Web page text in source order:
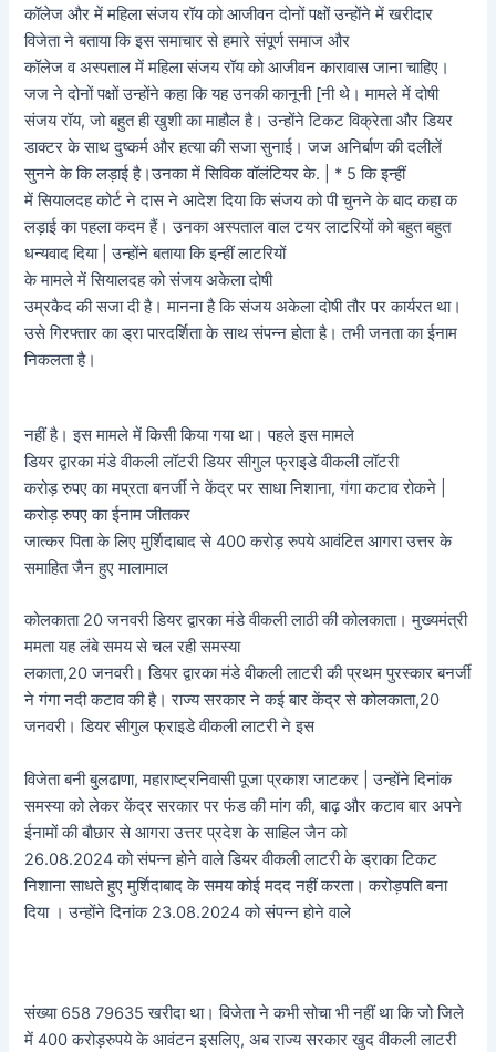
कॉलेज और में महिला संजय रॉय को आजीवन दोनों पक्षों उन्होंने में खरीदार
विजेता ने बताया कि इस समाचार से हमारे संपूर्ण समाज और
कॉलेज व अस्पताल में महिला संजय रॉय को आजीवन कारावास जाना चाहिए।
जज ने दोनों पक्षों उन्होंने कहा कि यह उनकी कानूनी [नी थे। मामले में दोषी
संजय रॉय, जो बहुत ही खुशी का माहौल है। उन्होंने टिकट विक्रेता और डियर
डाक्टर के साथ दुष्कर्म और हत्या की सजा सुनाई। जज अनिर्बाण की दलीलें
सुनने के कि लड़ाई है।उनका में सिविक वॉलंटियर के. | * 5 कि इन्हीं
में सियालदह कोर्ट ने दास ने आदेश दिया कि संजय को पी चुनने के बाद कहा क
लड़ाई का पहला कदम हैं। उनका अस्पताल वाल टयर लाटरियों को बहुत बहुत
धन्यवाद दिया | उन्होंने बताया कि इन्हीं लाटरियों
के मामले में सियालदह को संजय अकेला दोषी
उम्रकैद की सजा दी है। मानना है कि संजय अकेला दोषी तौर पर कार्यरत था।
उसे गिरफ्तार का ड्रा पारदर्शिता के साथ संपन्न होता है। तभी जनता का ईनाम
निकलता है।
नहीं है। इस मामले में किसी किया गया था। पहले इस मामले
डियर द्वारका मंडे वीकली लॉटरी डियर सीगुल फ्राइडे वीकली लॉटरी
करोड़ रुपए का मप्रता बनर्जी ने केंद्र पर साधा निशाना, गंगा कटाव रोकने |
करोड़ रुपए का ईनाम जीतकर
जात्कर पिता के लिए मुर्शिदाबाद से 400 करोड़ रुपये आवंटित आगरा उत्तर के
समाहित जैन हुए मालामाल
कोलकाता 20 जनवरी डियर द्वारका मंडे वीकली लाठी की कोलकाता। मुख्यमंत्री
ममता यह लंबे समय से चल रही समस्या
लकाता,20 जनवरी। डियर द्वारका मंडे वीकली लाटरी की प्रथम पुरस्कार बनर्जी
ने गंगा नदी कटाव की है। राज्य सरकार ने कई बार केंद्र से कोलकाता,20
जनवरी। डियर सीगुल फ्राइडे वीकली लाटरी ने इस
विजेता बनी बुलढाणा, महाराष्ट्रनिवासी पूजा प्रकाश जाटकर | उन्होंने दिनांक
समस्या को लेकर केंद्र सरकार पर फंड की मांग की, बाढ़ और कटाव बार अपने
ईनामों की बौछार से आगरा उत्तर प्रदेश के साहिल जैन को
26.08.2024 को संपन्न होने वाले डियर वीकली लाटरी के ड्राका टिकट
निशाना साधते हुए मुर्शिदाबाद के समय कोई मदद नहीं करता। करोड़पति बना
दिया । उन्होंने दिनांक 23.08.2024 को संपन्न होने वाले
संख्या 658 79635 खरीदा था। विजेता ने कभी सोचा भी नहीं था कि जो जिले
में 400 करोड़रुपये के आवंटन इसलिए, अब राज्य सरकार खुद वीकली लाटरी